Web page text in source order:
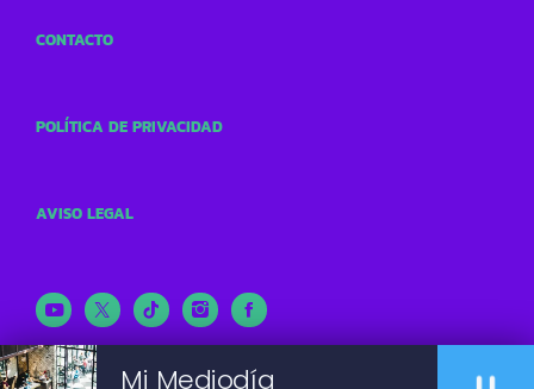
Mi Mediodía
CONTACTO
POLÍTICA DE PRIVACIDAD
AVISO LEGAL